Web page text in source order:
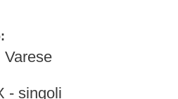
Varese
- singoli